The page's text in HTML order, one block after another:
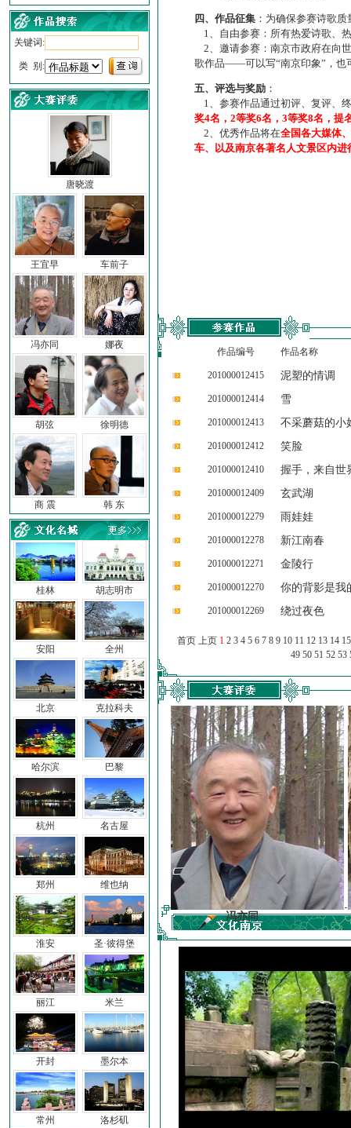
关键词:
类 别:
唐晓渡
王宜早 车前子
冯亦同 娜夜
胡弦 徐明德
商 震 韩 东
桂林
安阳
北京
哈尔滨
杭州
郑州
淮安
丽江
开封
常州
胡志明市
全州
克拉科夫
巴黎
名古屋
维也纳
圣·彼得堡
米兰
墨尔本
洛杉矶
四、作品征集 ：为确保参赛诗歌
1、自由参赛：所有热爱诗歌、
2、邀请参赛：南京市政府在向
歌作品——可以写“南京印象”，也
五、评选与奖励 ：
1、参赛作品通过初评、复评、
奖4名，2等奖6名，3等奖8名，提
2、优秀作品将在全国各大媒体
车、以及南京各著名人文景区内进
作品编号 作品名称
201000012415 泥塑的情调
201000012414 雪
201000012413 不采蘑菇的小
201000012412 笑脸
201000012410 握手，来自世
201000012409 玄武湖
201000012279 雨娃娃
201000012278 新江南春
201000012271 金陵行
201000012270 你的背影是我
201000012269 绕过夜色
首页 上页 1 2 3 4 5 6 7 8 9 10 11 12 13 14 15
49 50 51 52 53
子 冯亦同